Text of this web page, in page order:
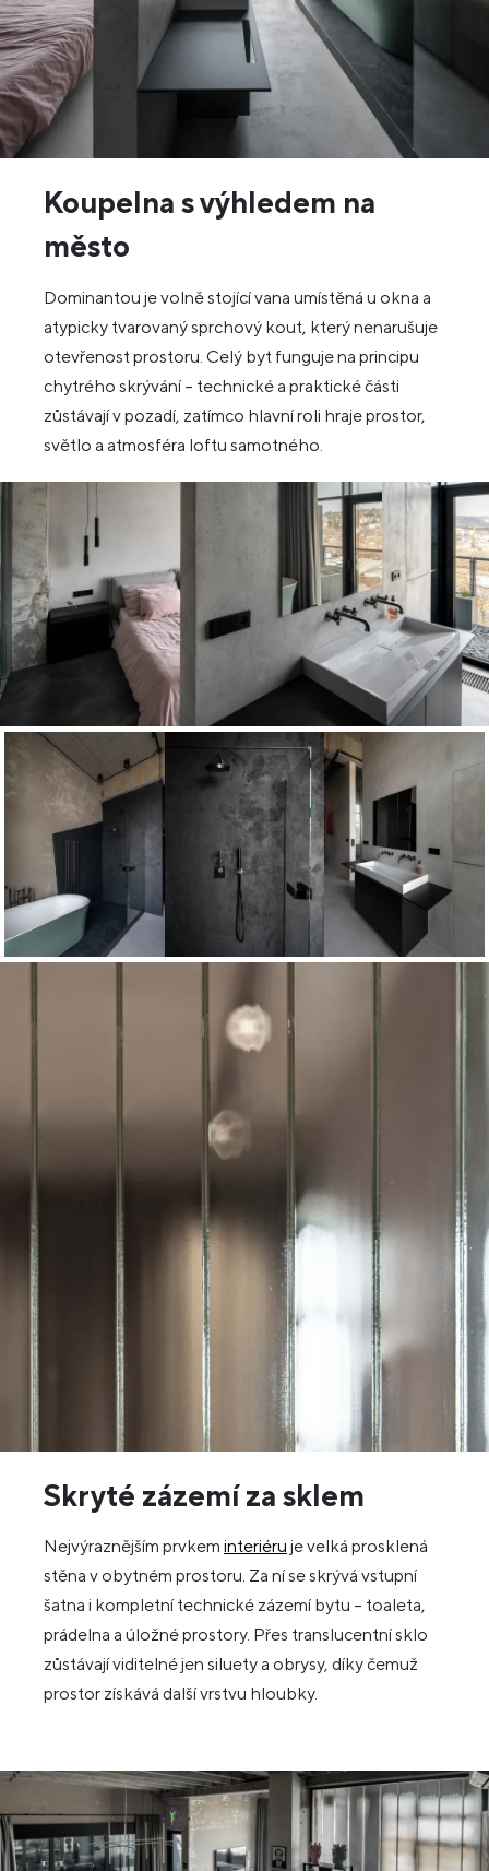
Koupelna s výhledem na
město
Dominantou je volně stojící vana umístěná u okna a
atypicky tvarovaný sprchový kout, který nenarušuje
otevřenost prostoru. Celý byt funguje na principu
chytrého skrývání – technické a praktické části
zůstávají v pozadí, zatímco hlavní roli hraje prostor,
světlo a atmosféra loftu samotného.
Skryté zázemí za sklem
Nejvýraznějším prvkem interiéru je velká prosklená
stěna v obytném prostoru. Za ní se skrývá vstupní
šatna i kompletní technické zázemí bytu – toaleta,
prádelna a úložné prostory. Přes translucentní sklo
zůstávají viditelné jen siluety a obrysy, díky čemuž
prostor získává další vrstvu hloubky.